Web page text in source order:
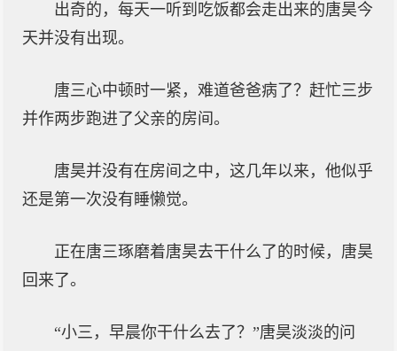
出奇的，每天一听到吃饭都会走出来的唐昊今
天并没有出现。
唐三心中顿时一紧，难道爸爸病了？赶忙三步
并作两步跑进了父亲的房间。
唐昊并没有在房间之中，这几年以来，他似乎
还是第一次没有睡懒觉。
正在唐三琢磨着唐昊去干什么了的时候，唐昊
回来了。
“小三，早晨你干什么去了？”唐昊淡淡的问